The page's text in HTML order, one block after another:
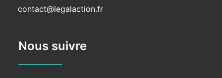
contact@legalaction.fr
Nous suivre